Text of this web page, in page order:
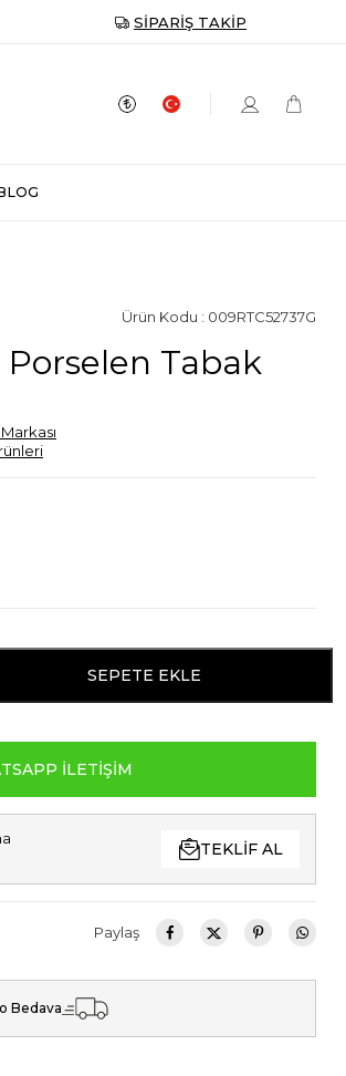
SIPARIŞ TAKIP
Ürün Kodu : 009RTC52737G
Tabak
Markası
SEPETE EKLE
İLETIŞIM
TEKLIF AL
Paylaş
Bedava